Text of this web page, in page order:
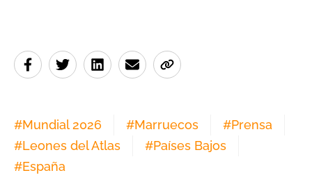
#Mundial 2026 #Marruecos #Prensa
#Leones del Atlas #Países Bajos
#España